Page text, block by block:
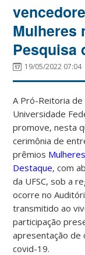
Mulheres
Pesquisa
19/05/2022 07:04
A Pró-Reitoria
Universidade
promove, nesta
cerimônia de
prêmios
Destaque, com
da UFSC, sob a
ocorre no
transmitido ao
participação
apresentação de
covid-19.